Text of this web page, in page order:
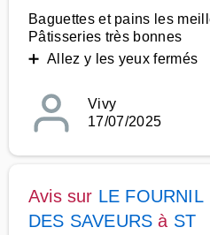
Baguettes et pains les
Pâtisseries très bonnes
➕ Allez y les yeux fermés
Vivy
17/07/2025
Avis sur LE FOURNIL
DES SAVEURS à ST